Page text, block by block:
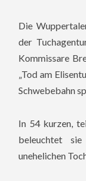
Die
der
Kommissare
„Tod am
Schwebebahn
In 54 kurzen,
beleuchtet
unehelichen